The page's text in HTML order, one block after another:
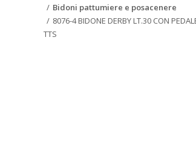
Bidoni pattumiere e posacenere
8076-4 BIDONE DERBY LT.30 CON
TTS